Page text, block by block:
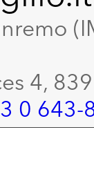
4,
0 643-